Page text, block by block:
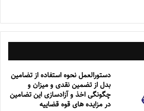
دستورالعمل نحوه استفاده از تضامین
بدل از تضمین نقدی و میزان و
چگونگی اخذ و آزادسازی این تضامین
در مزایده های قوه قضاییه